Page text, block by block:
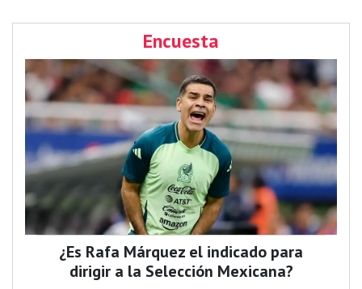
Encuesta
¿Es Rafa Márquez el indicado para
dirigir a la Selección Mexicana?